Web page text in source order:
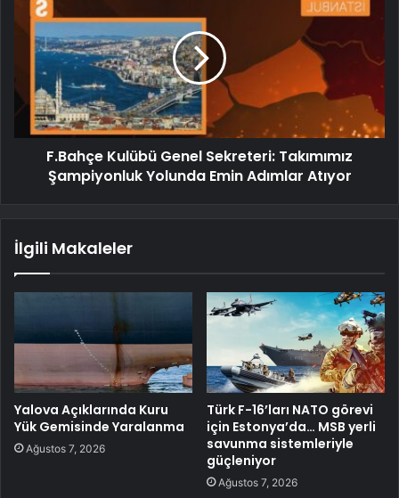
F.Bahçe Kulübü Genel Sekreteri: Takımımız
Şampiyonluk Yolunda Emin Adımlar Atıyor
İlgili Makaleler
Yalova Açıklarında Kuru
Yük Gemisinde Yaralanma
Ağustos 7, 2026
Türk F-16’ları NATO görevi
için Estonya’da… MSB yerli
savunma sistemleriyle
güçleniyor
Ağustos 7, 2026